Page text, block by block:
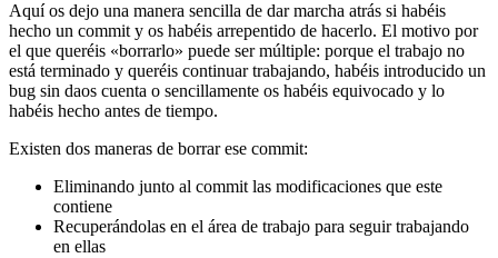
Aquí os dejo una manera sencilla de dar marcha atrás si habéis
hecho un commit y os habéis arrepentido de hacerlo. El motivo por
el que queréis «borrarlo» puede ser múltiple: porque el trabajo no
está terminado y queréis continuar trabajando, habéis introducido un
bug sin daos cuenta o sencillamente os habéis equivocado y lo
habéis hecho antes de tiempo.
Existen dos maneras de borrar ese commit:
Eliminando junto al commit las modificaciones que este
contiene
Recuperándolas en el área de trabajo para seguir trabajando
en ellas